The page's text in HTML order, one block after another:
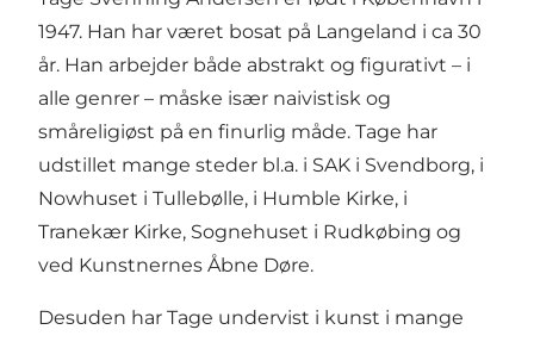
1947. Han har været bosat på Langeland i ca 30
år. Han arbejder både abstrakt og figurativt – i
alle genrer – måske især naivistisk og
småreligiøst på en finurlig måde. Tage har
udstillet mange steder bl.a. i SAK i Svendborg, i
Nowhuset i Tullebølle, i Humble Kirke, i
Tranekær Kirke, Sognehuset i Rudkøbing og
ved Kunstnernes Åbne Døre.
Desuden har Tage undervist i kunst i mange